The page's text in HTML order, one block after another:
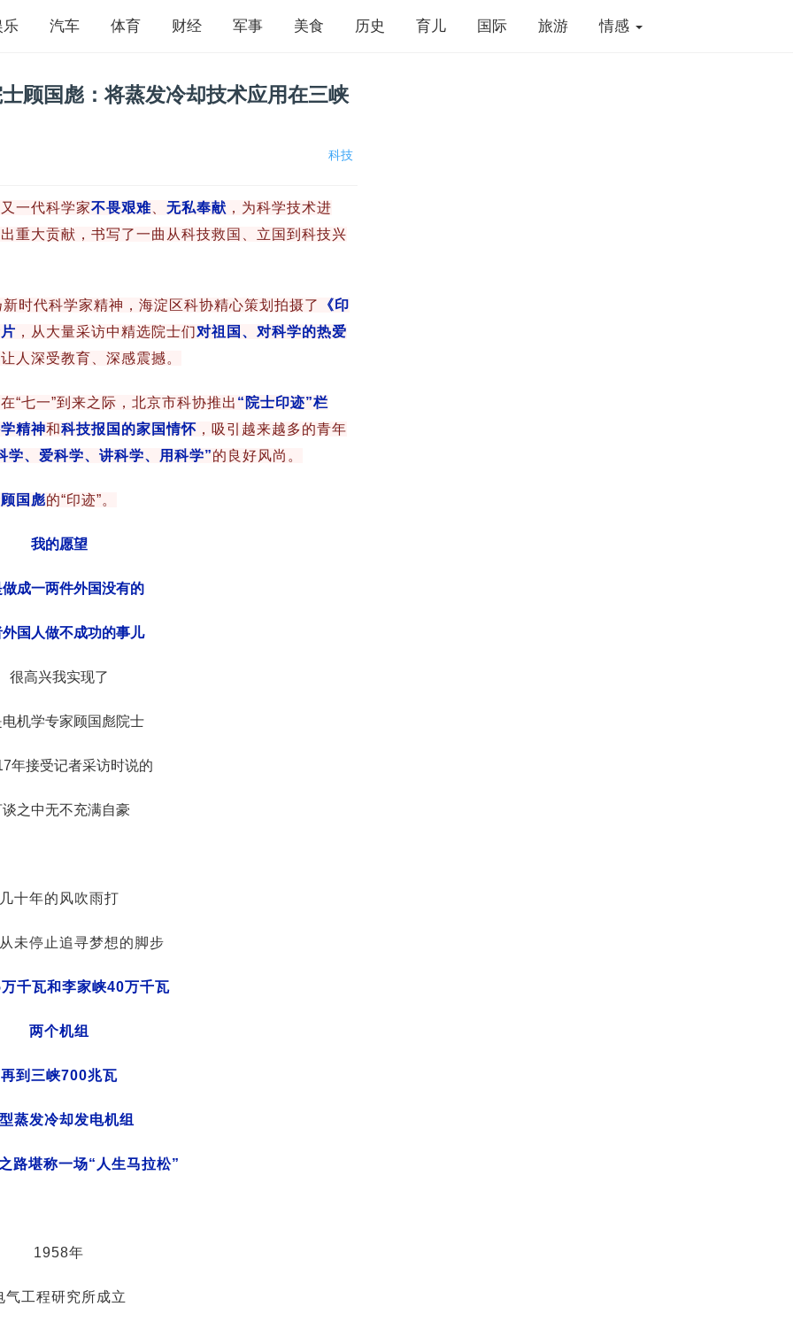
乐 汽车 体育 财经 军事 美食 历史 育儿 国际 旅游 情感
顾国彪：将蒸发冷却技术应用在三峡
科技
一代科学家不畏艰难 无私奉献 ，为科学技术进
重大贡献，书写了一曲从科技救国、立国到科技兴
时代科学家精神，海淀区科协精心策划拍摄了
《印
，从大量采访中精选院士们对祖国、对科学的热爱
人深受教育、深感震撼。
“七一”到来之际，北京市科协推出 “院士印迹”栏
精神和科技报国的家国情怀 ，吸引越来越多的青年
学、爱科学、讲科学、用科学”的良好风尚。
国彪的“印迹”。
我的愿望
成一两件外国没有的
国人做不成功的事儿
很高兴我实现了
机学专家顾国彪院士
年接受记者采访时说的
之中无不充满自豪
十年的风吹雨打
未停止追寻梦想的脚步
千瓦和李家峡40万千瓦
两个机组
再到三峡700兆瓦
蒸发冷却发电机组
路堪称一场“人生马拉松”
1958年
气工程研究所成立